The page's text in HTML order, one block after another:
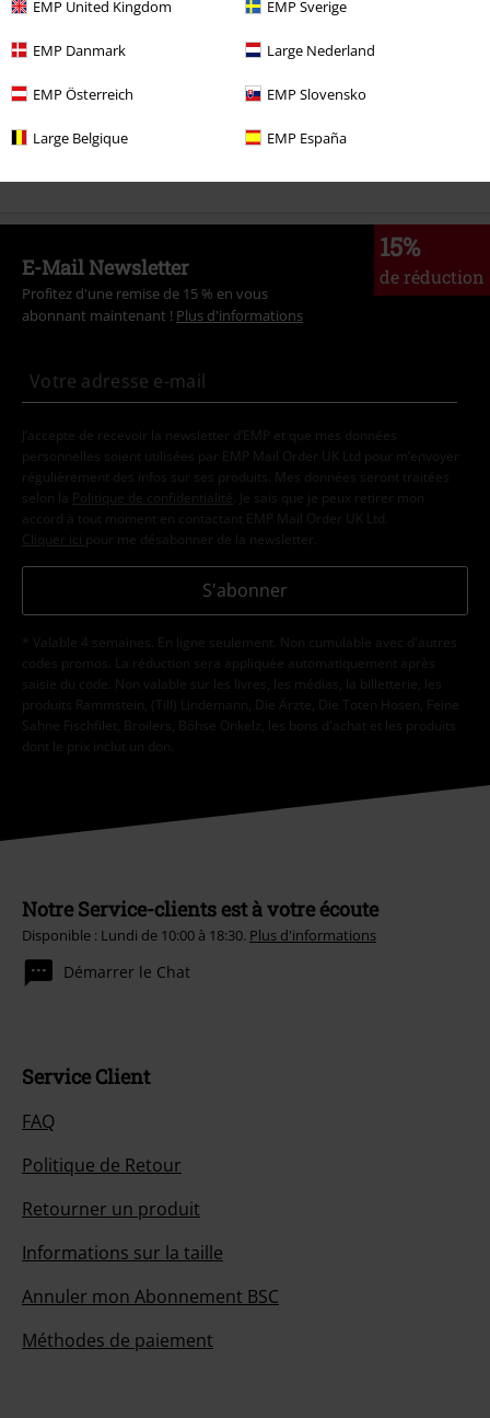
EMP United Kingdom EMP Sverige
EMP Danmark Large Nederland
EMP Österreich EMP Slovensko
Large Belgique EMP España
Thèmes Vêtements noirs Pulls et gilets noirs
Vêtements & accessoires Sweat-shirts à capuche
Films & TV Sweat-shirts à capuche
Young Rebels Pull & sweats
15%
de réduction
E-Mail Newsletter
Profitez d'une remise de 15 % en vous
abonnant maintenant ! Plus d'informations
J’accepte de recevoir la newsletter d’EMP et que mes données
personnelles soient utilisées par EMP Mail Order UK Ltd pour m’envoyer
régulièrement des infos sur ses produits. Mes données seront traitées
selon la
Politique de confidentialité . Je sais que je peux retirer mon
accord à tout moment en contactant EMP Mail Order UK Ltd.
Cliquer ici pour me désabonner de la newsletter.
S'abonner
* Valable 4 semaines. En ligne seulement. Non cumulable avec d'autres
codes promos. La réduction sera appliquée automatiquement après
saisie du code. Non valable sur les livres, les médias, la billetterie, les
produits Rammstein, (Till) Lindemann, Die Ärzte, Die Toten Hosen, Feine
Sahne Fischfilet, Broilers, Böhse Onkelz, les bons d'achat et les produits
dont le prix inclut un don.
Notre Service-clients est à votre écoute
Disponible : Lundi de 10:00 à 18:30. Plus d'informations
Démarrer le Chat
Service Client
FAQ
Politique de Retour
Retourner un produit
Informations sur la taille
Annuler mon Abonnement BSC
Méthodes de paiement